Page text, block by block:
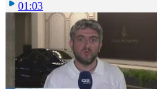
01:03